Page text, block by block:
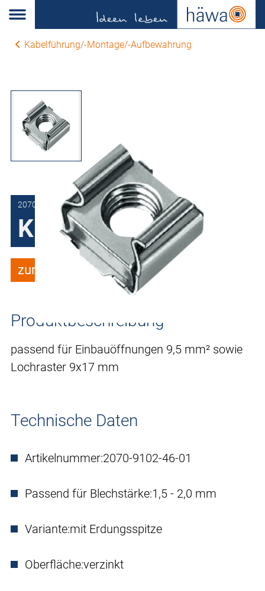
Kabelführung/-Montage/-Aufbewahrung
2070-9102-46-01
Klipsmuttern
zum Merkzettel hinzufügen
Produktbeschreibung
passend für Einbauöffnungen 9,5 mm² sowie
Lochraster 9x17 mm
Technische Daten
Artikelnummer:2070-9102-46-01
Passend für Blechstärke:1,5 - 2,0 mm
Variante:mit Erdungsspitze
Oberfläche:verzinkt